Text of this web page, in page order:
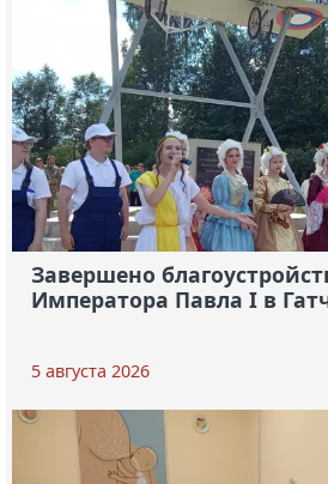
Завершено
Императора Павла I в
5 августа 2026